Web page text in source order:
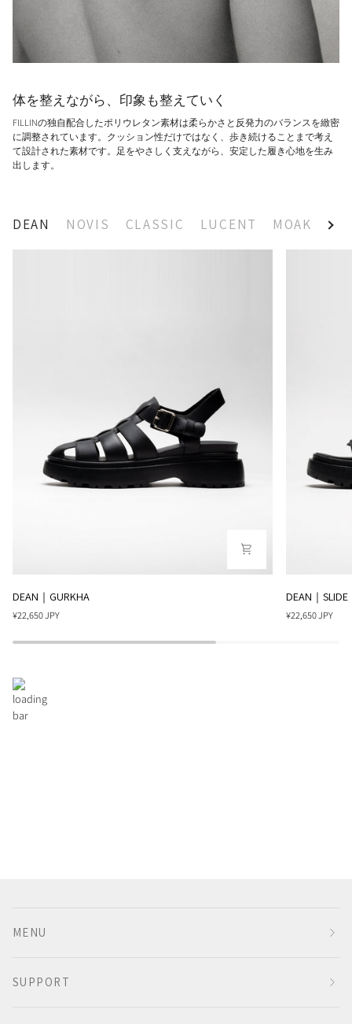
体を整えながら、印象も整えていく
FILLINの独自配合したポリウレタン素材は柔らかさと反発力のバランスを緻密
に調整されています。クッション性だけではなく、歩き続けることまで考え
て設計された素材です。足をやさしく支えながら、安定した履き心地を生み
出します。
DEAN NOVIS CLASSIC LUCENT MOAK
｜
GURKHA
DEAN｜GURKHA
¥22,650 JPY
｜
SLIDE
DEAN｜SLIDE
¥22,650 JPY
MENU
SUPPORT